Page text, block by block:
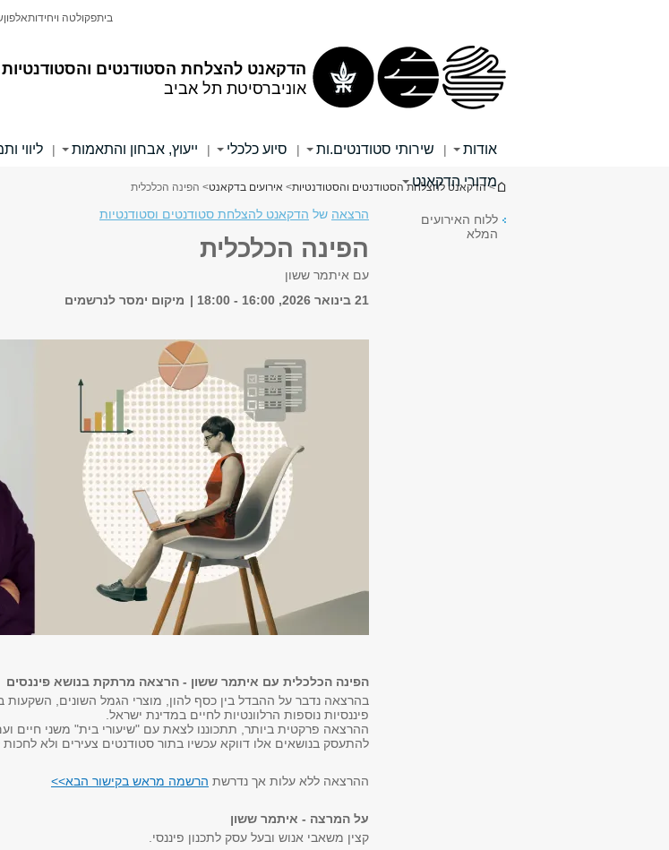
הדקאנט להצלחת הסטודנטים והסטודנטיות
אוניברסיטת תל אביב
ביתפקולטה ויחידותאלפון
אודות | שירותי סטודנטים.ות | סיוע כלכלי | ייעוץ, אבחון והתאמות | ליווי
מדורי הדקאנט
הינך נמצא כאן
> הדקאנט להצלחת הסטודנטים והסטודנטיות> אירועים בדקאנט> הפינה הכלכלית
ללוח האירועים
המלא
הרצאה של הדקאנט להצלחת סטודנטים וסטודנטיות
הפינה הכלכלית
עם איתמר ששון
21 בינואר 2026, 16:00 - 18:00
מיקום ימסר לנרשמים
הפינה הכלכלית עם איתמר ששון - הרצאה מרתקת בנושא פיננסים
בהרצאה נדבר על ההבדל בין כסף להון, מוצרי הגמל השונים, השקעות
פיננסיות נוספות הרלוונטיות לחיים במדינת ישראל.
ההרצאה פרקטית ביותר, תתכוננו לצאת עם "שיעורי בית" משני חיים
להתעסק בנושאים אלו דווקא עכשיו בתור סטודנטים צעירים ולא לחכות
ההרצאה ללא עלות אך נדרשת הרשמה מראש בקישור הבא>>
על המרצה - איתמר ששון
קצין משאבי אנוש ובעל עסק לתכנון פיננסי.